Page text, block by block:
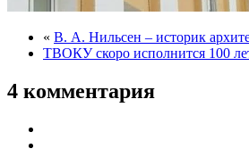
« В. А. Нильсен – историк
ТВОКУ скоро исполнится 100
4 комментария